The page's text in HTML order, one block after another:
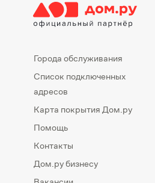
Города обслуживания
Список подключенных
адресов
Карта покрытия Дом.ру
Помощь
Контакты
Дом.ру бизнесу